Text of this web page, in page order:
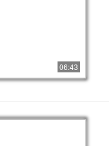
06:43